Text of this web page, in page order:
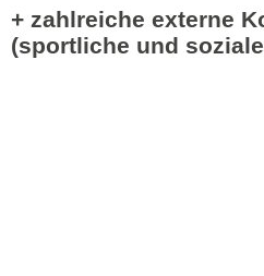
+ zahlreiche externe
(sportliche und